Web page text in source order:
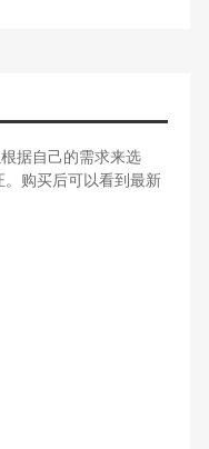
据自己的需求来选
购买后可以看到最新